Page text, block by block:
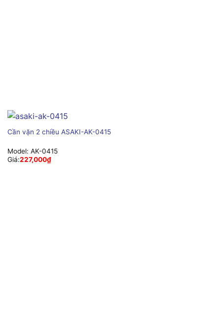
Cần vặn 2 chiều ASAKI-AK-0415
Model: AK-0415
Giá:227,000₫